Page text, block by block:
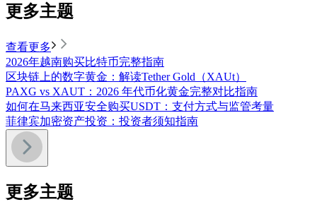
更多主题
查看更多
2026年越南购买比特币完整指南
区块链上的数字黄金：解读Tether Gold（XAUt）
PAXG vs XAUT：2026 年代币化黄金完整对比指南
如何在马来西亚安全购买USDT：支付方式与监管考量
菲律宾加密资产投资：投资者须知指南
更多主题